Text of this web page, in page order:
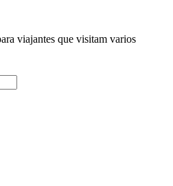
viajantes que visitam varios